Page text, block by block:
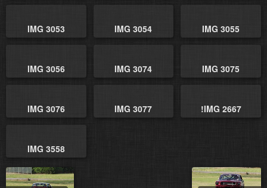
IMG 3053 IMG 3054 IMG 3055
IMG 3056 IMG 3074 IMG 3075
IMG 3076 IMG 3077 !IMG 2667
IMG 3558